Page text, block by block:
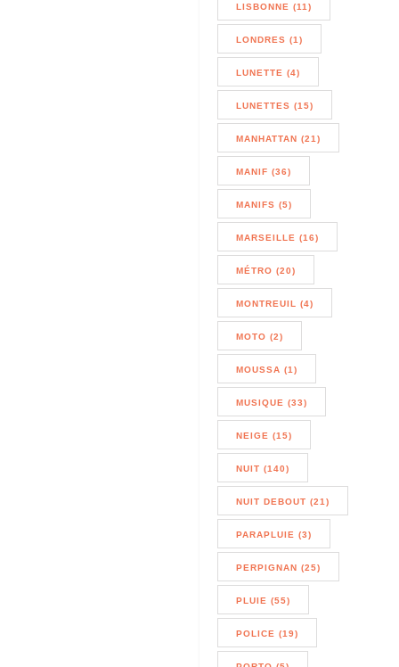
LISBONNE (11)
LONDRES (1)
LUNETTE (4)
LUNETTES (15)
MANHATTAN (21)
MANIF (36)
MANIFS (5)
MARSEILLE (16)
MÉTRO (20)
MONTREUIL (4)
MOTO (2)
MOUSSA (1)
MUSIQUE (33)
NEIGE (15)
NUIT (140)
NUIT DEBOUT (21)
PARAPLUIE (3)
PERPIGNAN (25)
PLUIE (55)
POLICE (19)